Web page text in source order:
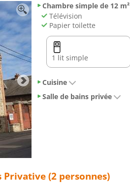
Chambre simple de 12 m²
Télévision
Papier toilette
1 lit simple
Cuisine
Salle de bains privée
Privative (2 personnes)